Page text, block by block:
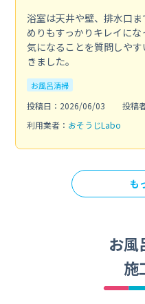
浴室は天井や壁、排水口
めりもすっかりキレイに
気になることを質問しや
きました。
お風呂清掃
投稿日：2026/06/03
投稿
利用業者： おそうじLabo
も
お風
施